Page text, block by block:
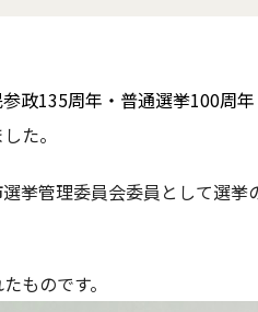
政135周年・普通選挙100周
た。
挙管理委員会委員として選
ものです。